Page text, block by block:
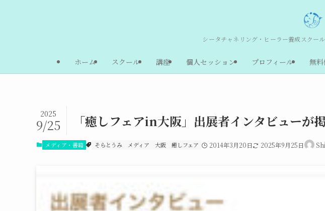
シータチャネリング・ヒーラー養成スクー
ホーム スクール 講座 個人セッション プロフィール 無
「癒しフェアin大阪」出展者インタビューが
2025
9/25
メディア・書籍 そらとうみ メディア 大阪 癒しフェア 2014年3月20日 2025年9月25日